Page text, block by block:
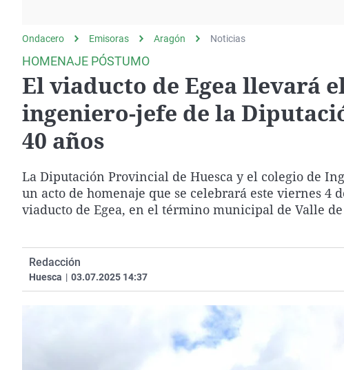
gato
Operación Viuda
Negra
Navarra
Ondacero Emisoras Aragón Noticias
HOMENAJE PÓSTUMO
El viaducto de Egea llevará
ingeniero-jefe de la
40 años
La Diputación Provincial de Huesca y el colegio de
un acto de homenaje que se celebrará este viernes
viaducto de Egea, en el término municipal de Valle
Redacción
Huesca | 03.07.2025 14:37